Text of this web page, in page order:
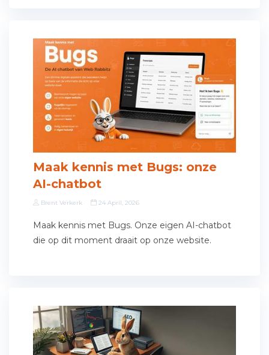
Maak kennis met Bugs: onze
AI-chatbot
Brent Verkerk 24 April, 2026
Maak kennis met Bugs. Onze eigen AI-chatbot
die op dit moment draait op onze website.